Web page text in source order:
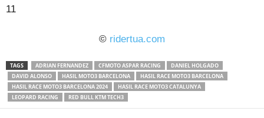
11
© ridertua.com
TAGS ADRIAN FERNANDEZ CFMOTO ASPAR RACING
DANIEL HOLGADO
DAVID ALONSO
HASIL MOTO3 BARCELONA
HASIL RACE MOTO3 BARCELONA
HASIL RACE MOTO3 BARCELONA 2024
HASIL RACE MOTO3 CATALUNYA
LEOPARD RACING
RED BULL KTM TECH3